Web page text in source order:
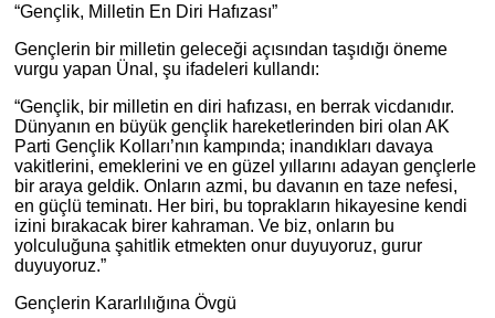
“Gençlik, Milletin En Diri Hafızası”
Gençlerin bir milletin geleceği açısından taşıdığı öneme
vurgu yapan Ünal, şu ifadeleri kullandı:
“Gençlik, bir milletin en diri hafızası, en berrak vicdanıdır.
Dünyanın en büyük gençlik hareketlerinden biri olan AK
Parti Gençlik Kolları’nın kampında; inandıkları davaya
vakitlerini, emeklerini ve en güzel yıllarını adayan gençlerle
bir araya geldik. Onların azmi, bu davanın en taze nefesi,
en güçlü teminatı. Her biri, bu toprakların hikayesine kendi
izini bırakacak birer kahraman. Ve biz, onların bu
yolculuğuna şahitlik etmekten onur duyuyoruz, gurur
duyuyoruz.”
Gençlerin Kararlılığına Övgü